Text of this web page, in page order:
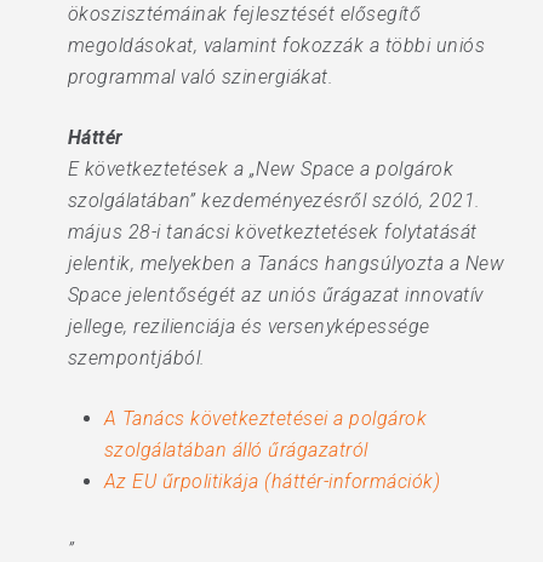
ökoszisztémáinak fejlesztését elősegítő
megoldásokat, valamint fokozzák a többi uniós
programmal való szinergiákat.
Háttér
E következtetések a „New Space a polgárok
szolgálatában” kezdeményezésről szóló, 2021.
május 28-i tanácsi következtetések folytatását
jelentik, melyekben a Tanács hangsúlyozta a New
Space jelentőségét az uniós űrágazat innovatív
jellege, rezilienciája és versenyképessége
szempontjából.
A Tanács következtetései a polgárok
szolgálatában álló űrágazatról
Az EU űrpolitikája (háttér-információk)
”